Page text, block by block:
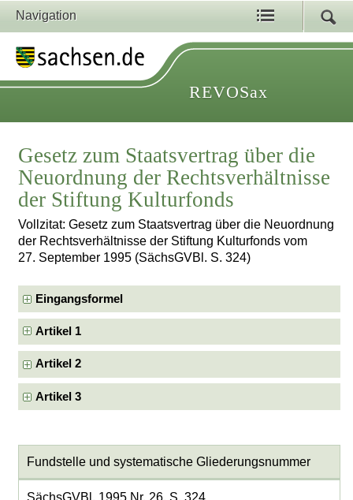
Navigation
REVOSax
Gesetz zum Staatsvertrag über die
Neuordnung der Rechtsverhältnisse
der Stiftung Kulturfonds
Vollzitat: Gesetz zum Staatsvertrag über die Neuordnung
der Rechtsverhältnisse der Stiftung Kulturfonds vom
27. September 1995 (SächsGVBl. S. 324)
Eingangsformel
Artikel 1
Artikel 2
Artikel 3
Fundstelle und systematische Gliederungsnummer
SächsGVBl. 1995 Nr. 26, S. 324